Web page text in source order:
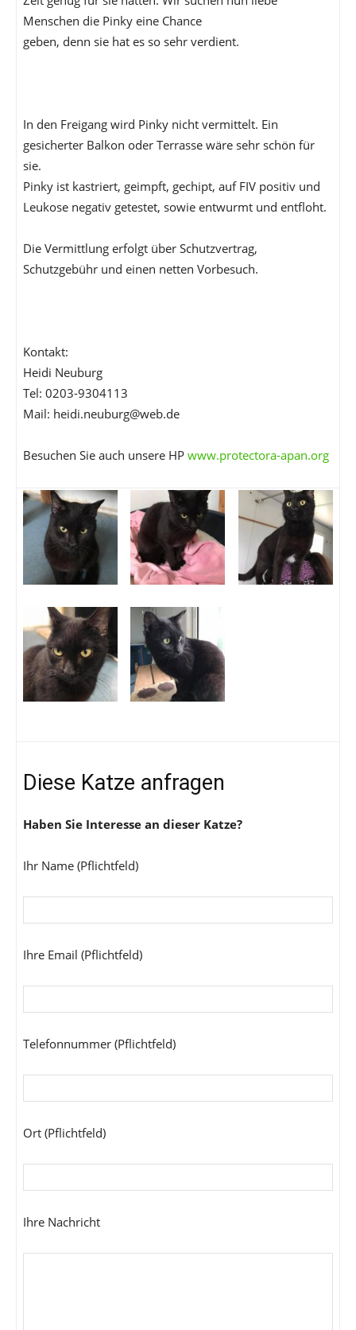
Menschen die Pinky eine Chance
geben, denn sie hat es so sehr verdient.
In den Freigang wird Pinky nicht vermittelt. Ein
gesicherter Balkon oder Terrasse wäre sehr schön für
sie.
Pinky ist kastriert, geimpft, gechipt, auf FIV positiv und
Leukose negativ getestet, sowie entwurmt und entfloht.
Die Vermittlung erfolgt über Schutzvertrag,
Schutzgebühr und einen netten Vorbesuch.
Kontakt:
Heidi Neuburg
Tel: 0203-9304113
Mail: heidi.neuburg@web.de
Besuchen Sie auch unsere HP www.protectora-apan.org
Diese Katze anfragen
Haben Sie Interesse an dieser Katze?
Ihr Name (Pflichtfeld)
Ihre Email (Pflichtfeld)
Telefonnummer (Pflichtfeld)
Ort (Pflichtfeld)
Ihre Nachricht